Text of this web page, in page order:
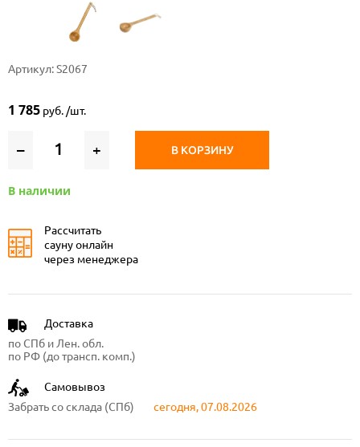
Артикул: S2067
1 785 руб. /шт.
– + В КОРЗИНУ
В наличии
Рассчитать
сауну онлайн
через менеджера
Доставка
по СПб и Лен. обл.
по РФ (до трансп. комп.)
Самовывоз
Забрать со склада (СПб)
сегодня, 07.08.2026